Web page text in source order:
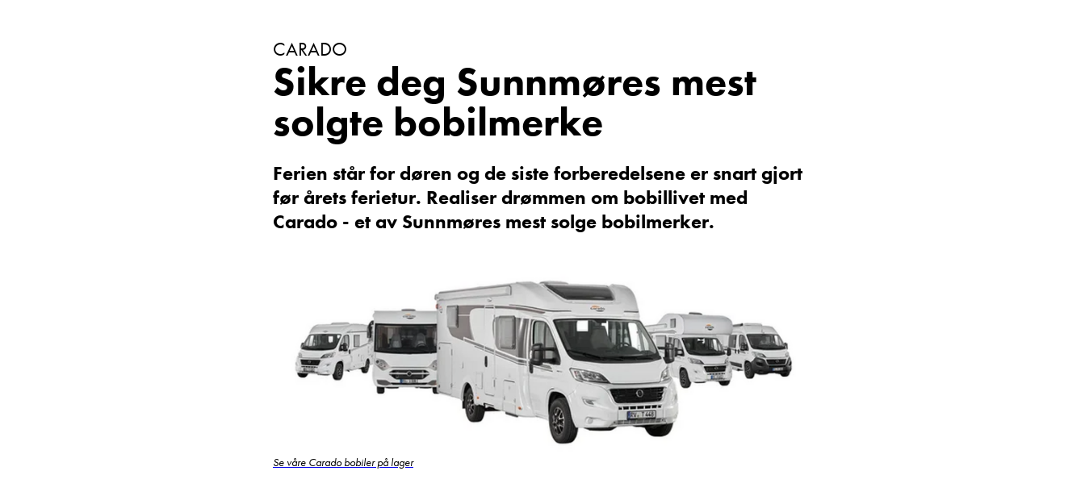
Einar Fylling
Bilmekaniker
Frode Hoff Lund
Daglig leder
Lurer du på noe? Spør!
Sted
CARADO
Sikre deg Sunnmøres mest
solgte bobilmerke
Ferien står for døren og de siste forberedelsene er snart gjort
før årets ferietur. Realiser drømmen om bobillivet med
Carado - et av Sunnmøres mest solge bobilmerker.
Se våre Carado bobiler på lager